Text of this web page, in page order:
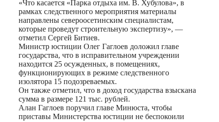
«Что касается «Парка отдыха им. В. Хубулова», в
рамках следственного мероприятия материалы
направлены североосетинским специалистам,
которые проведут строительную экспертизу», —
отметил Сергей Битиев.
Министр юстиции Олег Гаглоев доложил главе
государства, что в исправительном учреждении
находится 25 осужденных, в помещениях,
функционирующих в режиме следственного
изолятора 15 подозреваемых.
Он также отметил, что в доход государства взыскана
сумма в размере 121 тыс. рублей.
Алан Гаглоев поручил главе Минюста, чтобы
приставы Министерства юстиции не беспокоили